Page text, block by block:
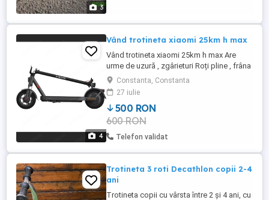
3
4
Vând trotineta xiaomi 25km h max
Vând trotineta xiaomi 25km h max Are
urme de uzură , zgârieturi Roți pline , frâna
disc spate Încărcător original bateria nu
mai tine asa mult Nu trimit
Constanta, Constanta
27 iulie
500 RON
600 RON
Telefon validat
Trotineta 3 roti Decathlon copii 2-4
ani
Trotineta copii cu vârsta între 2 și 4 ani, cu